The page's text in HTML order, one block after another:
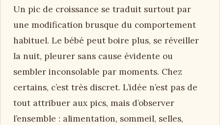
Un pic de croissance se traduit surtout par
une modification brusque du comportement
habituel. Le bébé peut boire plus, se réveiller
la nuit, pleurer sans cause évidente ou
sembler inconsolable par moments. Chez
certains, c’est très discret. L’idée n’est pas de
tout attribuer aux pics, mais d’observer
l’ensemble : alimentation, sommeil, selles,